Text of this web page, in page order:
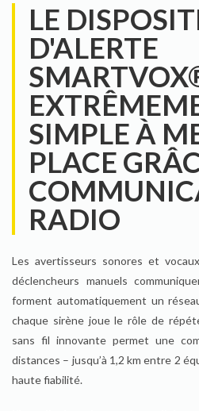
LE
D'ALERTE
SIMPLE À
PLACE
RADIO
Les avertisseurs sonores et
déclencheurs manuels
forment automatiquement un
chaque sirène joue le rôle de
sans fil innovante permet une
distances – jusqu’à 1,2 km entre 2
haute fiabilité.